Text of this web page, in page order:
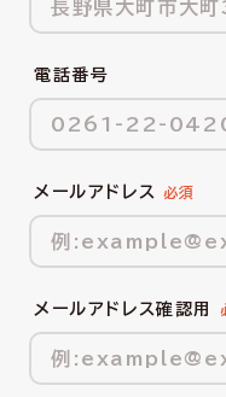
電話番号
メールアドレス
メールアドレス確認用